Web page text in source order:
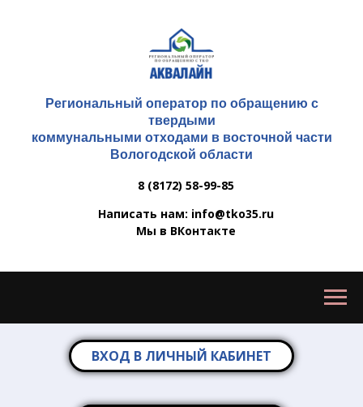
Региональный оператор по обращению с
твердыми
коммунальными отходами в восточной части
Вологодской области
8 (8172) 58-99-85
Написать нам: info@tko35.ru
Мы в ВКонтакте
ВХОД В ЛИЧНЫЙ КАБИНЕТ